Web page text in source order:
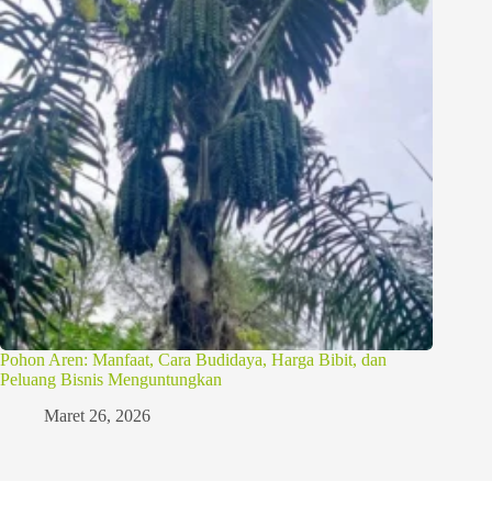
Pohon Aren: Manfaat, Cara Budidaya, Harga Bibit, dan
Peluang Bisnis Menguntungkan
Maret 26, 2026